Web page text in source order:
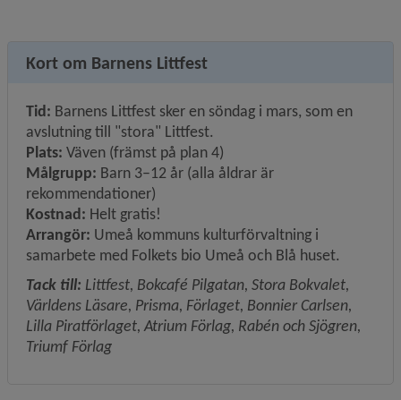
Kort om Barnens Littfest
Tid: Barnens Littfest sker en söndag i mars, som en
avslutning till "stora" Littfest.
Plats: Väven (främst på plan 4)
Målgrupp: Barn 3–12 år (alla åldrar är
rekommendationer)
Kostnad: Helt gratis!
Arrangör: Umeå kommuns kulturförvaltning i
samarbete med Folkets bio Umeå och Blå huset.
Tack till: Littfest, Bokcafé Pilgatan, Stora Bokvalet,
Världens Läsare, Prisma, Förlaget, Bonnier Carlsen,
Lilla Piratförlaget, Atrium Förlag, Rabén och Sjögren,
Triumf Förlag